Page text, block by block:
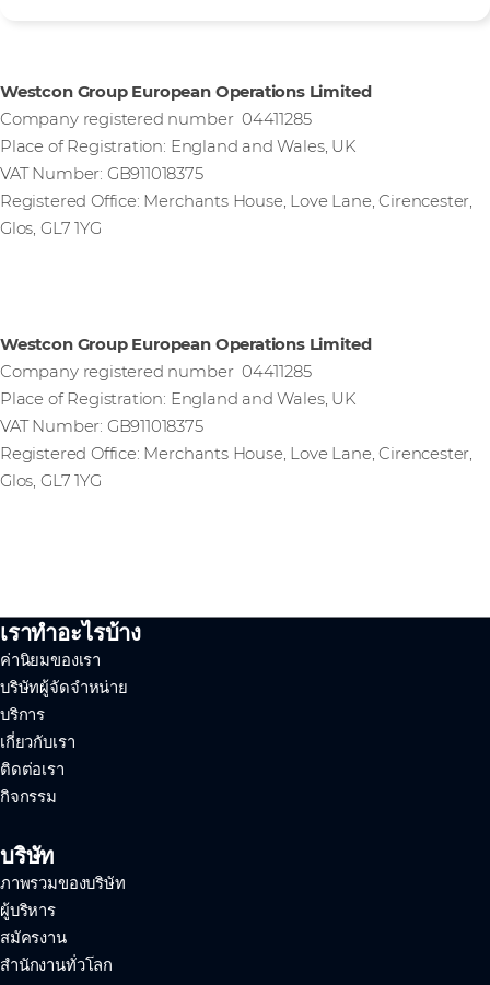
Westcon Group European Operations Limited
Company registered number 04411285
Place of Registration: England and Wales, UK
VAT Number: GB911018375
Registered Office: Merchants House, Love Lane, Cirencester,
Glos, GL7 1YG
Westcon Group European Operations Limited
Company registered number 04411285
Place of Registration: England and Wales, UK
VAT Number: GB911018375
Registered Office: Merchants House, Love Lane, Cirencester,
Glos, GL7 1YG
เราทำอะไรบ้าง
ค่านิยมของเรา
บริษัทผู้จัดจำหน่าย
บริการ
เกี่ยวกับเรา
ติดต่อเรา
กิจกรรม
บริษัท
ภาพรวมของบริษัท
ผู้บริหาร
สมัครงาน
สำนักงานทั่วโลก